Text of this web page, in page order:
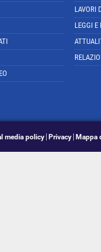
LAVORI
LEGGI E
media policy Privacy Mappa